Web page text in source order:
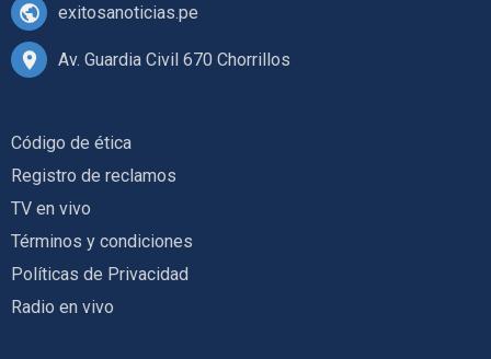
exitosanoticias.pe
Av. Guardia Civil 670 Chorrillos
Código de ética
Registro de reclamos
TV en vivo
Términos y condiciones
Políticas de Privacidad
Radio en vivo